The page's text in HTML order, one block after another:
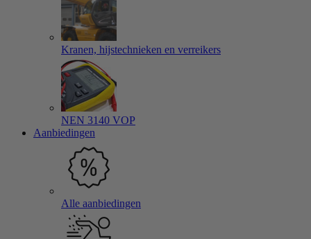
Kranen, hijstechnieken en verreikers
NEN 3140 VOP
Aanbiedingen
Alle aanbiedingen